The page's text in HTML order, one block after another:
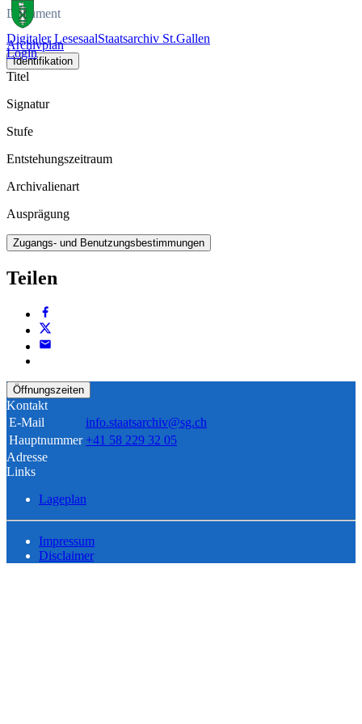
Digitaler LesesaalStaatsarchiv St.Gallen
Login
Dokument
Archivplan
Identifikation
Titel
Signatur
Stufe
Entstehungszeitraum
Archivalienart
Ausprägung
Zugangs- und Benutzungsbestimmungen
Teilen
Öffnungszeiten
Kontakt
E-Mail
info.staatsarchiv@sg.ch
Hauptnummer +41 58 229 32 05
Adresse
Links
Lageplan
Impressum
Disclaimer